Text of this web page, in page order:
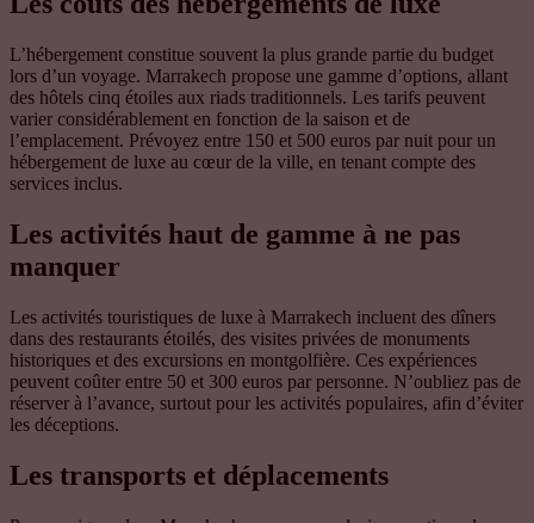
L’hébergement constitue souvent la plus grande partie du budget
lors d’un voyage. Marrakech propose une gamme d’options, allant
des hôtels cinq étoiles aux riads traditionnels. Les tarifs peuvent
varier considérablement en fonction de la saison et de
l’emplacement. Prévoyez entre 150 et 500 euros par nuit pour un
hébergement de luxe au cœur de la ville, en tenant compte des
services inclus.
Les activités haut de gamme à ne pas
manquer
Les activités touristiques de luxe à Marrakech incluent des dîners
dans des restaurants étoilés, des visites privées de monuments
historiques et des excursions en montgolfière. Ces expériences
peuvent coûter entre 50 et 300 euros par personne. N’oubliez pas de
réserver à l’avance, surtout pour les activités populaires, afin d’éviter
les déceptions.
Les transports et déplacements